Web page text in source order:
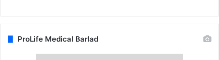
ProLife Medical Barlad